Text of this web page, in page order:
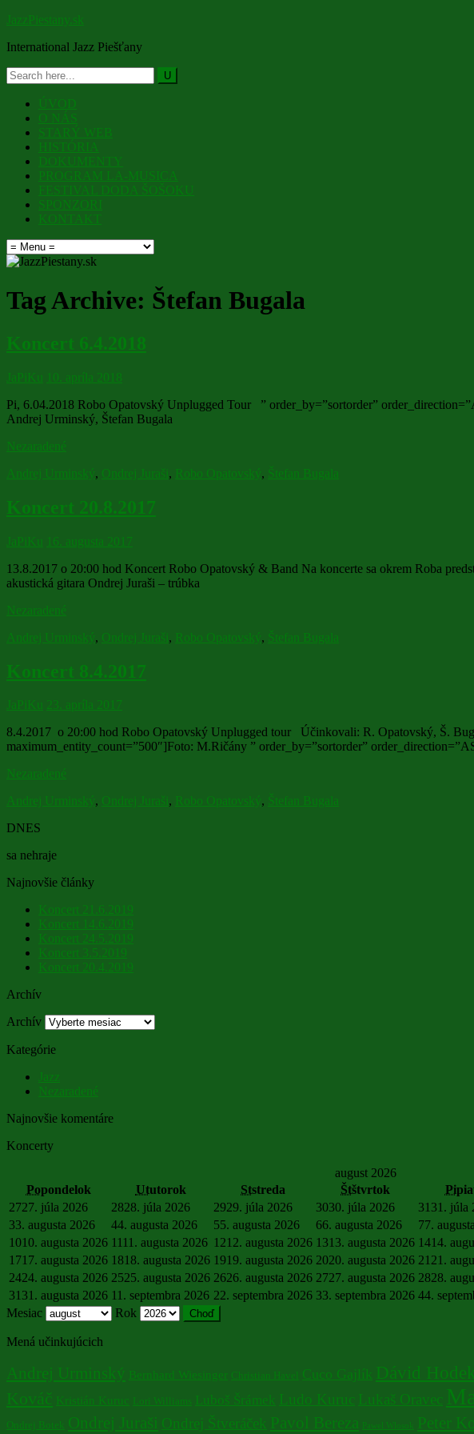
JazzPiestany.sk
International Jazz Piešťany
ÚVOD
O NÁS
STARÝ WEB
HISTÓRIA
DOKUMENTY
PROGRAM LA-MUSICA
FESTIVAL DODA ŠOŠOKU
SPONZORI
KONTAKT
Tag Archive: Štefan Bugala
Koncert 6.4.2018
JaPiKu 10. apríla 2018
Pi, 6.04.2018 Robo Opatovský Unplugged Tour ” order_by=”sortorder”
Andrej Urminský, Štefan Bugala
Nezaradené
Andrej Urminský, Ondrej Juraši, Robo Opatovský, Štefan Bugala
Koncert 20.8.2017
JaPiKu 16. augusta 2017
13.8.2017 o 20:00 hod Koncert Robo Opatovský & Band Na koncerte sa okrem Roba
akustická gitara Ondrej Juraši – trúbka
Nezaradené
Andrej Urminský, Ondrej Juraši, Robo Opatovský, Štefan Bugala
Koncert 8.4.2017
JaPiKu 23. apríla 2017
8.4.2017 o 20:00 hod Robo Opatovský Unplugged tour Účinkovali: R. Opatovský, Š.
maximum_entity_count=”500″]Foto: M.Ričány ” order_by=”sortorder”
Nezaradené
Andrej Urminský, Ondrej Juraši, Robo Opatovský, Štefan Bugala
DNES
sa nehraje
Najnovšie články
Koncert 21.6.2019
Koncert 14.6.2019
Koncert 24.5.2019
Koncert 3.5.2019
Koncert 20.4.2019
Archív
Archív
Kategórie
Jazz
Nezaradené
Najnovšie komentáre
Koncerty
august 2026
Popondelok Ututorok Ststreda Štštvrtok Pi
2727. júla 2026 2828. júla 2026 2929. júla 2026 3030. júla 2026 3131. júla
33. augusta 2026 44. augusta 2026 55. augusta 2026 66. augusta 2026 77.
1010. augusta 2026 1111. augusta 2026 1212. augusta 2026 1313. augusta 2026 1414.
1717. augusta 2026 1818. augusta 2026 1919. augusta 2026 2020. augusta 2026 2121.
2424. augusta 2026 2525. augusta 2026 2626. augusta 2026 2727. augusta 2026 2828.
3131. augusta 2026 11. septembra 2026 22. septembra 2026 33. septembra 2026 44.
Mesiac
Rok
Mená učinkujúcich
Andrej Urminský Bernhard Wiesinger Christian Havel Cuco Gajlík Dávid Hodek
Kováč Kristián Kuruc Lori Williams Luboš Šrámek Ludo Kuruc Lukaš Oravec
Ondrej Botek Ondrej Juraši Ondrej Štveráček Pavol Bereza Pawel Wlosok Peter